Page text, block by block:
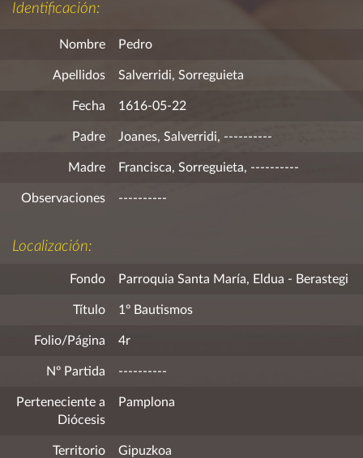
Identificación:
Nombre Pedro
Apellidos Salverridi, Sorreguieta
Fecha 1616-05-22
Padre Joanes, Salverridi, ----------
Madre Francisca, Sorreguieta, ----------
Observaciones ----------
Localización:
Fondo Parroquia Santa María, Eldua - Berastegi
Título 1º Bautismos
Folio/Página 4r
Nº Partida ----------
Perteneciente a
Diócesis
Pamplona
Territorio
Gipuzkoa